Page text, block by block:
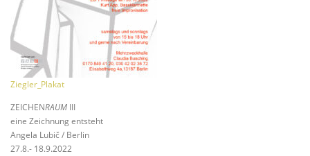
Ziegler_Plakat
ZEICHENRAUM III
eine Zeichnung entsteht
Angela Lubič / Berlin
27.8.- 18.9.2022